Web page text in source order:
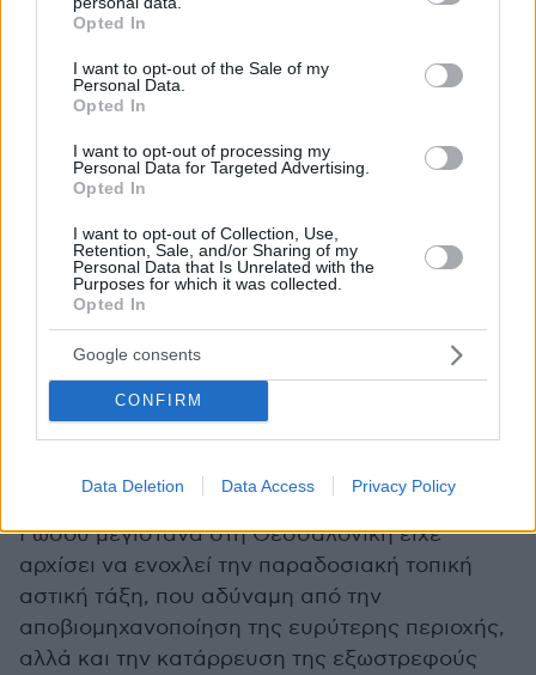
grant or deny consent to Google and its third-party tags to
use your data for below specified purposes in below Google
consent section.
Opted In
I want to opt-out of the Sale of my
Personal Data.
Opted In
I want to opt-out of processing my
Personal Data for Targeted Advertising.
Opted In
I want to opt-out of Collection, Use,
Retention, Sale, and/or Sharing of my
Personal Data that Is Unrelated with the
Purposes for which it was collected.
Opted In
Google consents
CONFIRM
Data Deletion Data Access Privacy Policy
ΣΕΚΑΠ απέκτησε το πλειοψηφικό πακέτο
μετοχών στην εταιρεία ανθρακούχου νερού
Σουρωτή στην Ανατολική Θεσσαλονίκη, μέχρις
ότου ωριμάσουν οι συνθήκες για την
είσοδό του στο κοινοπρακτικό σχήμα που
ανέλαβε το Λιμάνι της Θεσσαλονίκης, την
πλέον στρατηγική επένδυση της ευρύτερης
περιοχής. Σε ένα κονσόρτσιουμ στο οποίο
μετείχαν το γερμανικό επενδυτικό κεφάλαιο
Deutsche Invest Equity Partners (DIEP) με 47%
και η θυγατρική της γαλλικής ναυτιλιακής CMA
CGM, Terminal Link με 33%, η είσοδος της
Belterra Investments, συμφερόντων του ίδιου,
με 20%, άλλαξε, κατά ορισμένους, τους
συσχετισμούς, κυρίως τους γεωπολιτικούς. Ηδη
όμως η ραγδαία επιχειρηματική εξάπλωση του
Ρώσου μεγιστάνα στη Θεσσαλονίκη είχε
αρχίσει να ενοχλεί την παραδοσιακή τοπική
αστική τάξη, που αδύναμη από την
αποβιομηχανοποίηση της ευρύτερης περιοχής,
αλλά και την κατάρρευση της εξωστρεφούς